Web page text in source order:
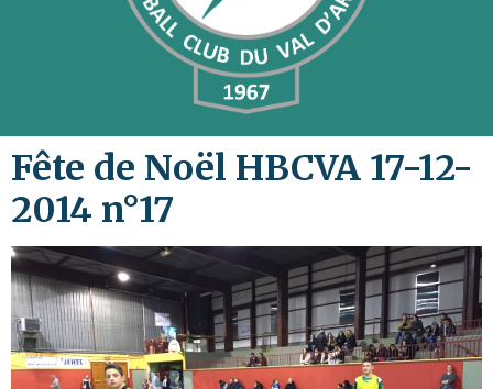
Fête de Noël HBCVA 17-12-
2014 n°17